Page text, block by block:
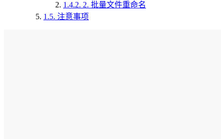
1.4.2. 2. 批量文件重命名
1.5. 注意事项